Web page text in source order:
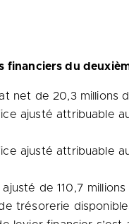
financiers du
net de 20,3 millions
ajusté attribuable
ajusté attribuable
ajusté de 110,7
trésorerie